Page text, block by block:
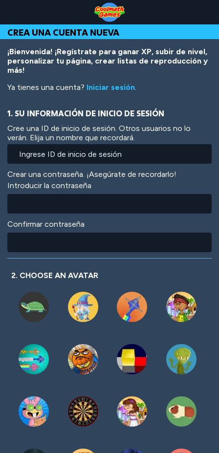
Top
of
Page
Navigation
Main
Content
Footer
contenido
principal
CREA UNA CUENTA NUEVA
¡Bienvenida! ¡Regístrate para ganar XP, subir de nivel,
personalizar tu página, crear listas de reproducción y
más!
Ya tienes una cuenta? Iniciar sesión.
1. SU INFORMACIÓN DE INICIO DE SESIÓN
Cree una ID de inicio de sesión. Otros usuarios no lo
verán. Elija un nombre que recordará.
Crear una contraseña. ¡Asegúrate de recordarlo!
Introducir la contraseña
Confirmar contraseña
2. CHOOSE AN AVATAR